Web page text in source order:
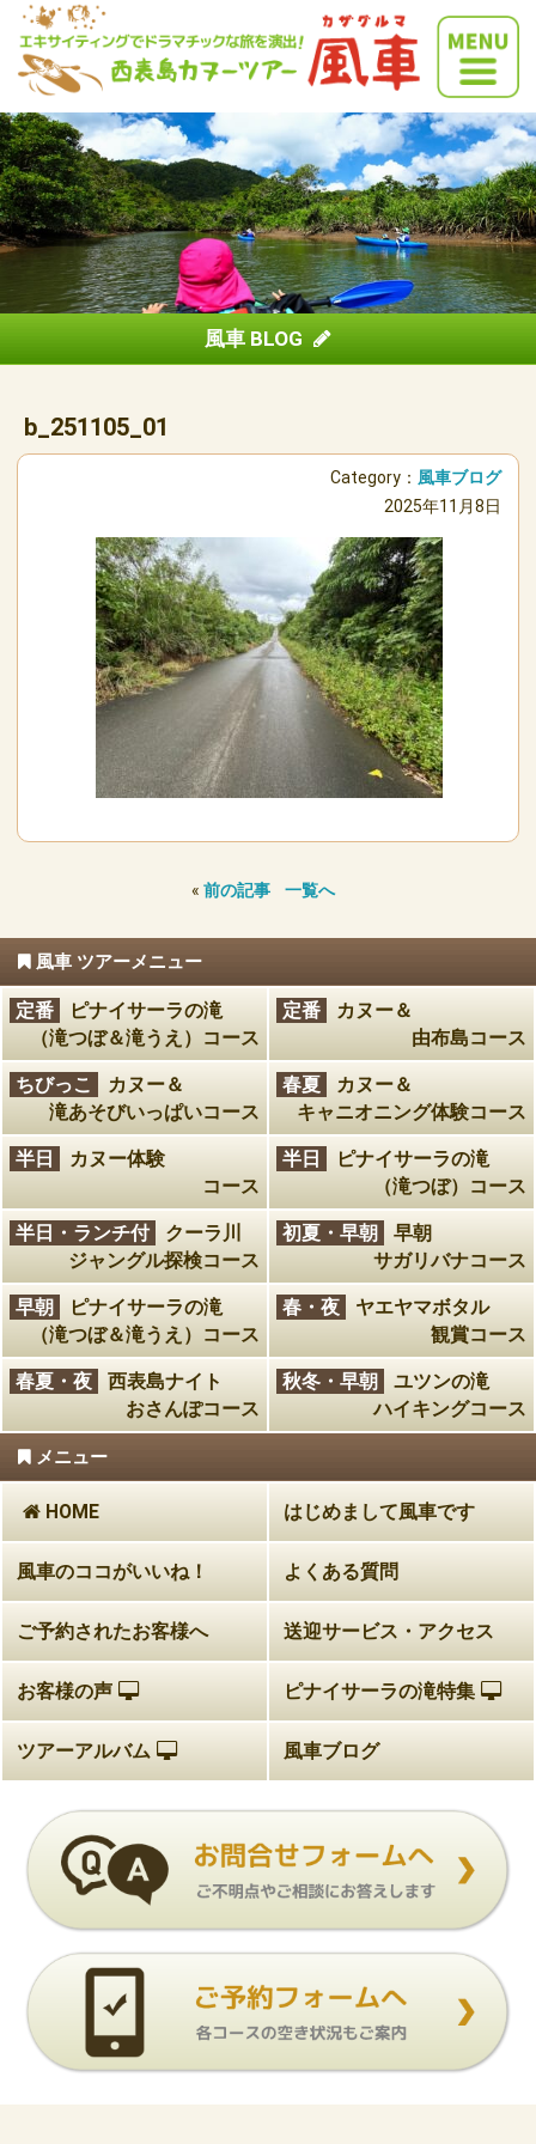
風車 BLOG
b_251105_01
Category： 風車ブログ
2025年11月8日
« 前の記事 一覧へ
風車 ツアーメニュー
定番
ピナイサーラの滝
（滝つぼ＆滝うえ）コース
定番
カヌー＆
由布島コース
ちびっこ
カヌー＆
滝あそびいっぱいコース
春夏
カヌー＆
キャニオニング体験コース
半日
カヌー体験
コース
半日
ピナイサーラの滝
（滝つぼ）コース
半日・ランチ付
クーラ川
ジャングル探検コース
初夏・早朝
早朝
サガリバナコース
早朝
ピナイサーラの滝
（滝つぼ＆滝うえ）コース
春・夜
ヤエヤマボタル
観賞コース
春夏・夜
西表島ナイト
おさんぽコース
秋冬・早朝
ユツンの滝
ハイキングコース
メニュー
HOME はじめまして風車です
風車のココがいいね！ よくある質問
ご予約されたお客様へ 送迎サービス・アクセス
お客様の声 ピナイサーラの滝特集
ツアーアルバム 風車ブログ